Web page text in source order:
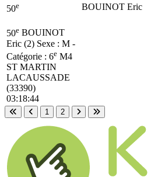
50e BOUINOT Eric
50e BOUINOT
Eric (2) Sexe : M -
Catégorie : 6e M4
ST MARTIN
LACAUSSADE
(33390)
03:18:44
Première page
Page précédente
1
2
Page suivante
Dernière page